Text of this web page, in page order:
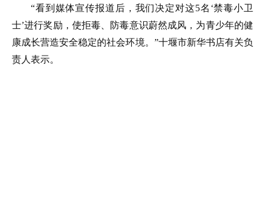
“看到媒体宣传报道后，我们决定对这5名‘禁毒小卫
士’进行奖励，使拒毒、防毒意识蔚然成风，为青少年的健
康成长营造安全稳定的社会环境。”十堰市新华书店有关负
责人表示。